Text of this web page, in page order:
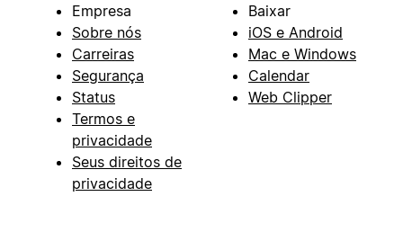
Empresa
Sobre nós
Carreiras
Segurança
Status
Termos e
privacidade
Seus direitos de
privacidade
Baixar
iOS e Android
Mac e Windows
Calendar
Web Clipper